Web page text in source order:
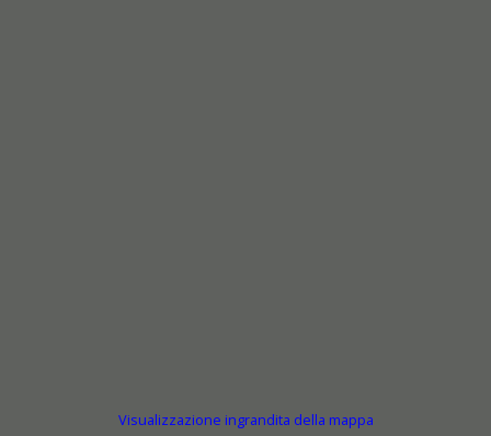
Visualizzazione ingrandita della mappa